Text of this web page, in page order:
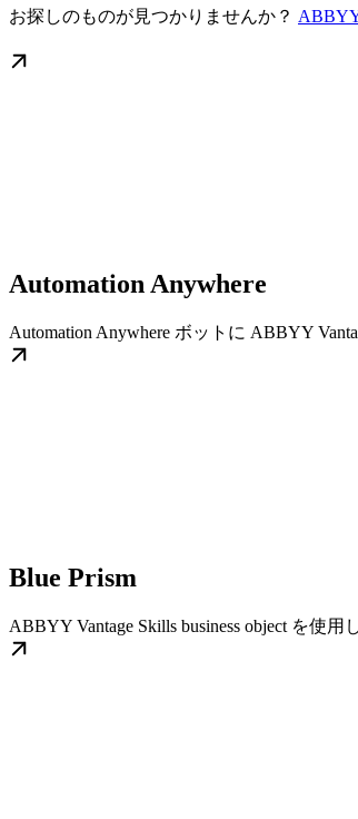
お探しのものが見つかりませんか？
Automation Anywhere
Automation Anywhere ボットに ABBYY
Blue Prism
ABBYY Vantage Skills business object を使